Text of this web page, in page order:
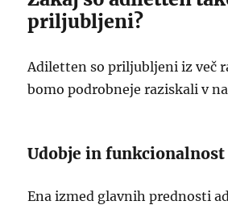
priljubljeni?
Adiletten so priljubljeni iz več
bomo podrobneje raziskali v
Udobje in funkcionalnost
Ena izmed glavnih prednosti